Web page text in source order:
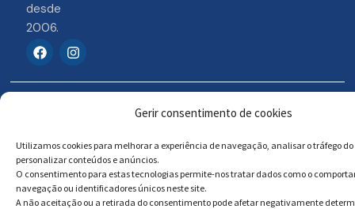
Gerir consentimento de cookies
Utilizamos cookies para melhorar a experiência de navegação, analisar o tráfego do
personalizar conteúdos e anúncios.
O consentimento para estas tecnologias permite-nos tratar dados como o
navegação ou identificadores únicos neste site.
A não aceitação ou a retirada do consentimento pode afetar negativamente
desde
2006.
F
a
e
I
n
t
a
m
Culturais, Lda
Livro de reclamações
Powered byMegastock Informática